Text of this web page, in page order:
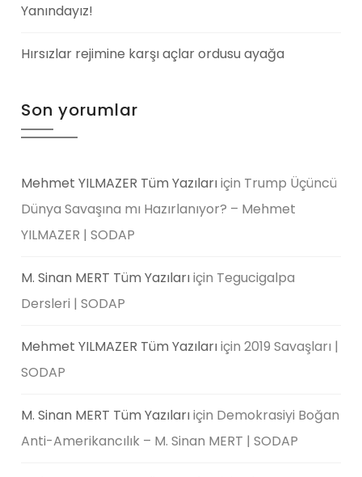
Yanındayız!
Hırsızlar rejimine karşı açlar ordusu ayağa
Son yorumlar
Mehmet YILMAZER Tüm Yazılarıiçin Trump Üçüncü
Dünya Savaşına mı Hazırlanıyor? – Mehmet
YILMAZER | SODAP
M. Sinan MERT Tüm Yazılarıiçin Tegucigalpa
Dersleri | SODAP
Mehmet YILMAZER Tüm Yazılarıiçin2019 Savaşları |
SODAP
M. Sinan MERT Tüm Yazılarıiçin Demokrasiyi Boğan
Anti-Amerikancılık – M. Sinan MERT | SODAP